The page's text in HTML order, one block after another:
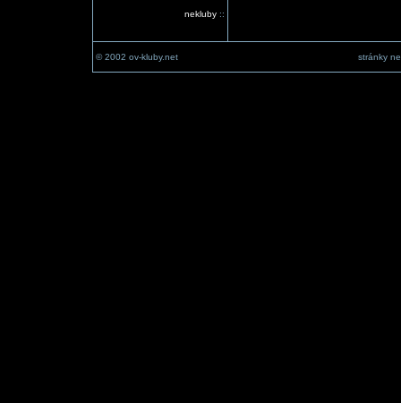
nekluby::
© 2002 ov-kluby.net stránky